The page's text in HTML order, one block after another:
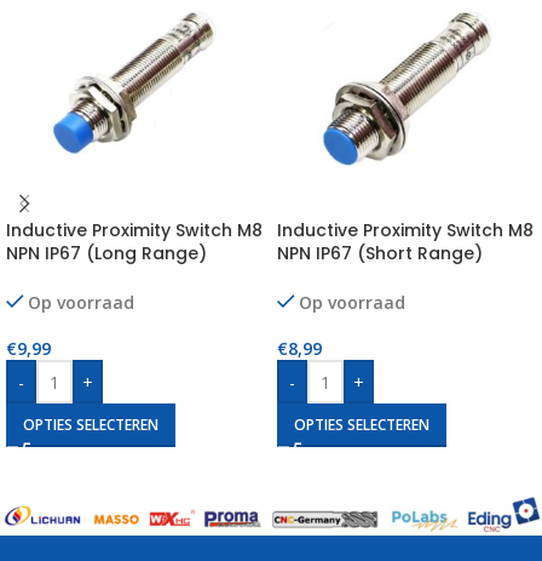
Inductive Proximity Switch M8
NPN IP67 (Long Range)
Op voorraad
€9,99
-
+
OPTIES SELECTEREN
Inductive Proximity Switch M8
NPN IP67 (Short Range)
Op voorraad
€8,99
-
+
OPTIES SELECTEREN